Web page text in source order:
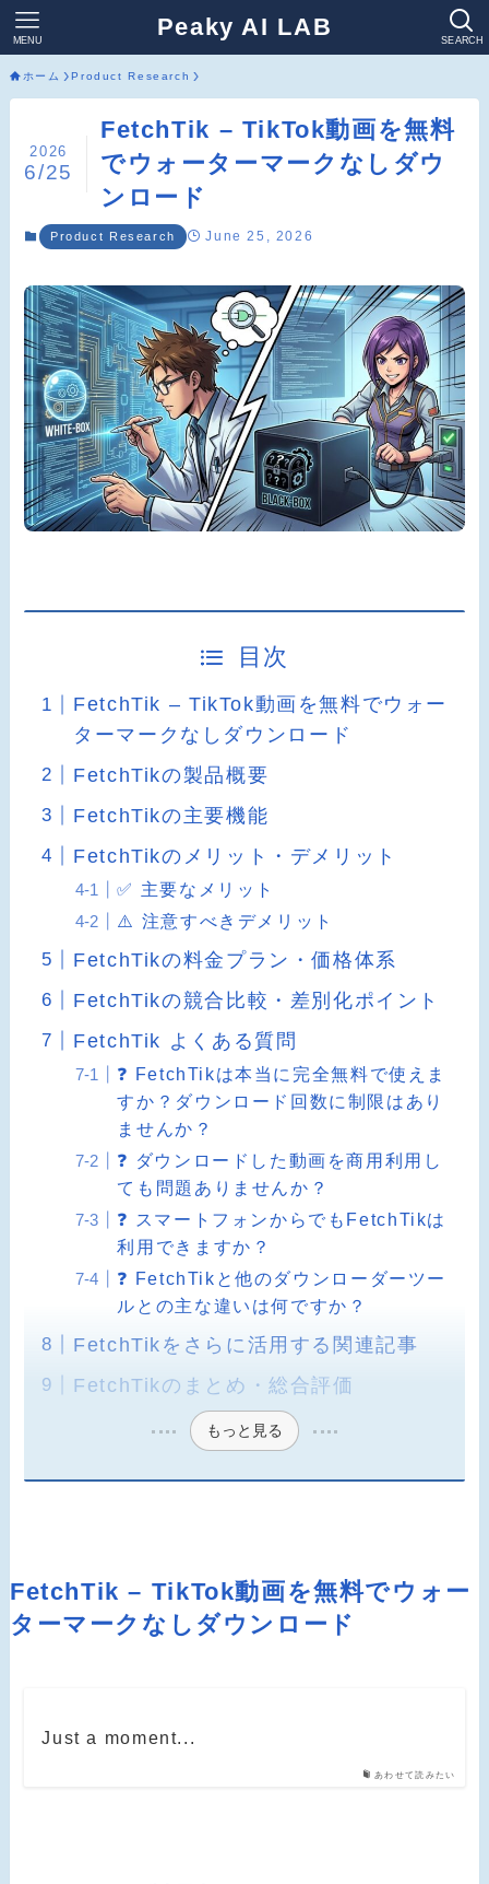
Peaky AI LAB SEARCH
MENU
ホーム Product Research
FetchTik – TikTok動画を無料
でウォーターマークなしダウ
ンロード
2026
6/25
Product Research June 25, 2026
目次
FetchTik – TikTok動画を無料でウォー
ターマークなしダウンロード
FetchTikの製品概要
FetchTikの主要機能
FetchTikのメリット・デメリット
✅ 主要なメリット
⚠️ 注意すべきデメリット
FetchTikの料金プラン・価格体系
FetchTikの競合比較・差別化ポイント
FetchTik よくある質問
❓ FetchTikは本当に完全無料で使えま
すか？ダウンロード回数に制限はあり
ませんか？
❓ ダウンロードした動画を商用利用し
ても問題ありませんか？
❓ スマートフォンからでもFetchTikは
利用できますか？
❓ FetchTikと他のダウンローダーツー
ルとの主な違いは何ですか？
FetchTikをさらに活用する関連記事
FetchTikのまとめ・総合評価
もっと見る
FetchTik – TikTok動画を無料でウォー
ターマークなしダウンロード
あわせて読みたい
Just a moment...